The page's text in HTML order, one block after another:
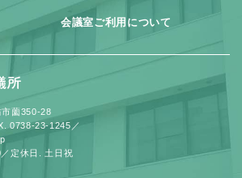
会議室ご利用について
薗350-28
0738-23-1245／
定休日. 土日祝